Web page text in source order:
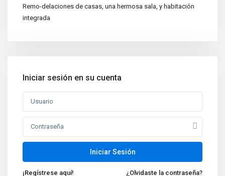
Remo-delaciones de casas, una hermosa sala, y habitación
integrada
Iniciar sesión en su cuenta
Iniciar Sesión
¡Regístrese aquí! ¿Olvidaste la contraseña?
Casa|Quinta(11)
Casas(86)
Lotes y Terrenos(65)
Oficinas(5)
Nuevas propiedades
Venta de Casa de Lujo en